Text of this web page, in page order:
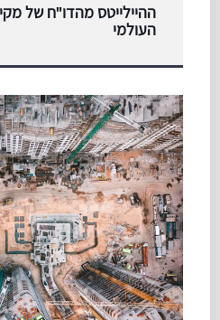
ההיילייטס מהדו"ח של
העולמי